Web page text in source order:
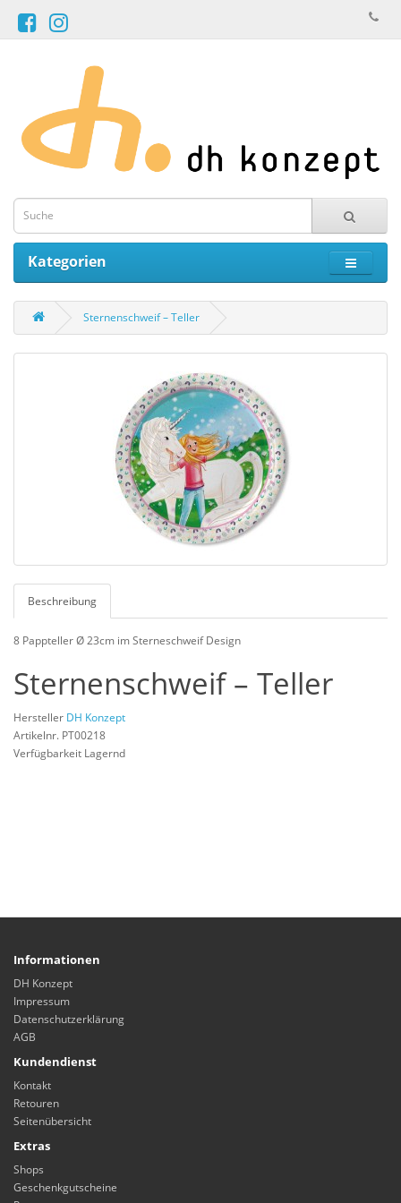
Kategorien
Sternenschweif – Teller
Beschreibung
8 Pappteller Ø 23cm im Sterneschweif Design
Sternenschweif – Teller
Hersteller DH Konzept
Artikelnr. PT00218
Verfügbarkeit Lagernd
Informationen
DH Konzept
Impressum
Datenschutzerklärung
AGB
Kundendienst
Kontakt
Retouren
Seitenübersicht
Extras
Shops
Geschenkgutscheine